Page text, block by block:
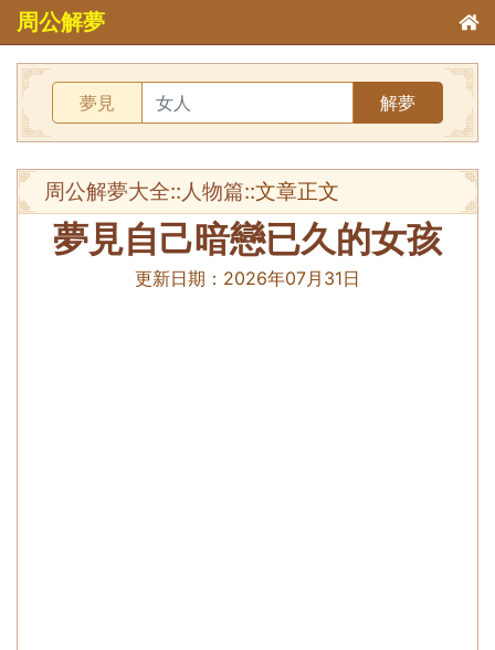
周公解夢
夢見 解夢
周公解夢大全::人物篇::文章正文
夢見自己暗戀已久的女孩
更新日期： 2026年07月31日